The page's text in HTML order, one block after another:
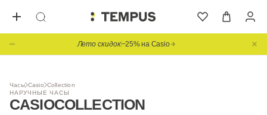
Лето скидок−25% на Casio
Часы Casio Collection
НАРУЧНЫЕ ЧАСЫ
CASIOCOLLECTION